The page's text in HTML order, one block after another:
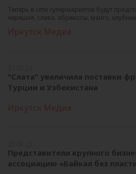
Теперь в сети супермаркетов будут
черешня, слива, абрикосы, манго,
Иркутск Медиа
"Слата" увеличила поставки
Турции и Узбекистана
Иркутск Медиа
Представители крупного
ассоциацию «Байкал без